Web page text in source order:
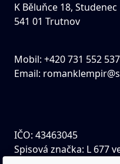
K Běluňce 18, Studenec
541 01 Trutnov
Mobil: +420 731 552 537
Email:
IČO: 43463045
Spisová značka: L 677